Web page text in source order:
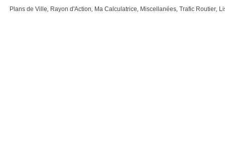
Plans de Ville, Rayon d'Action, Ma Calculatrice, Miscellanées, Trafic Routier,